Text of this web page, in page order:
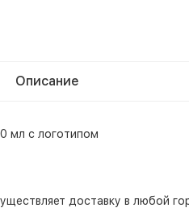
Описание
мл с логотипом
доставку в любой